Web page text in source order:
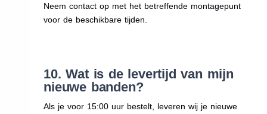
Neem contact op met het betreffende montagepunt
voor de beschikbare tijden.
10. Wat is de levertijd van mijn
nieuwe banden?
Als je voor 15:00 uur bestelt, leveren wij je nieuwe